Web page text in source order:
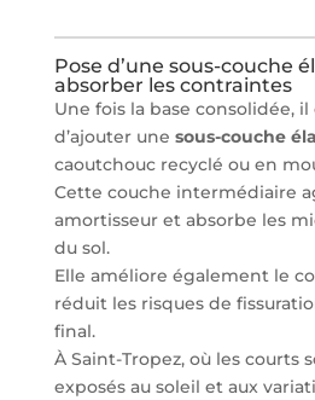
Pose d’une sous-couche
absorber les contraintes
Une fois la base consolidée,
d’ajouter une sous-couche
caoutchouc recyclé ou en
Cette couche intermédiaire
amortisseur et absorbe les
du sol.
Elle améliore également le
réduit les risques de
final.
À Saint-Tropez, où les courts
exposés au soleil et aux